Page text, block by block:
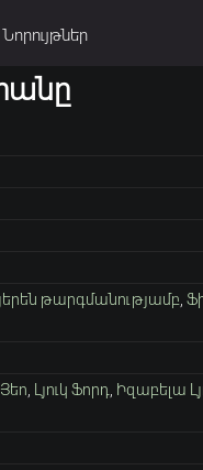
Նորույթներ
թարգմանությամբ
Լյուկ Ֆորդ Իզաբելա